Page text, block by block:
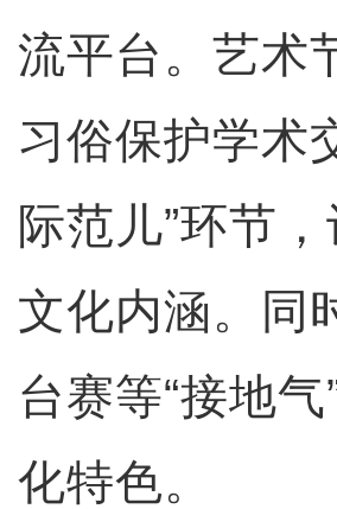
流平台。艺术
习俗保护学术
际范儿”环节
文化内涵。同
台赛等“接地
化特色。